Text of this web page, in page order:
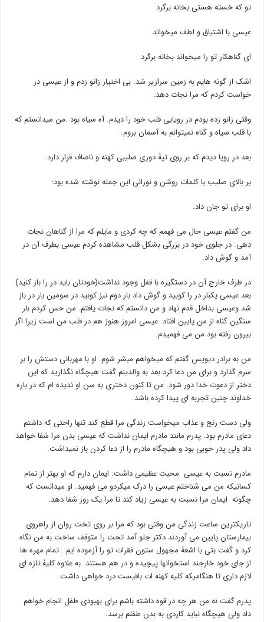
تو که خسته هستی بخانه برگرد
عیسی با اشتیاق و لطف میخواند
ای گناهکار تو را میخواند بخانه برگرد
اشک از گونه هایم به زمین سرازیر شد. بی اختیار زانو زدم و از عیسی در
خواست کردم که مرا نجات دهد.
وقتی زانو زده بودم در رویایی قلب خود را دیدم. آه سیاه بود .من میدانستم که
با قلب سیاه و گناه نمیتوانم به آسمان بروم.
بعد در رویا دیدم که بر روی تپۀ دوری صلیبی کهنه و ناصاف قرار دارد.
بر بالای صلیب با کلمات روشن و نورانی این جمله نوشته شده بود:
او برای تو جان داد.
من گفتم عیسی حال می فهمم که چه کردی و مایلم که مرا از گناهان نجات
دهی. در جلوی خود در بزرگی بشکل قلب مشاهده کردم عیسی بطرف آن در
آمد و گوش داد.
در طرف خارج آن در دستگیره با قفل وجود نداشت(خودتان باید در را باز کنید)
بعد عیسی یکبار در را کوبید و گوش داد بار دوم نیز کوبید در سومین بار در باز
شد وعیسی بداخل قدم نهاد و من دانستم که نجات یافتم. من حس کردم بار
سنگین گناه از من پایین افتاد. عیسی امروز هنوز هم در قلب من است زیرا اگر
بیرون رفته بود من می فهمیدم.
من به برادر دیویس گفتم که میخواهم مبشر شوم. او با مهربانی دستش را بر
سرم گذارد و برای من دعا کرد.بعد به والدینم گفت هیچگاه نگذارید که این
دختر از دعوت خدا دور شود. من تا کنون دختری به سن او ندیده ام که در باره
خداوند چنین تجربه ای پیدا کرده باشد.
ولی دست رنج و عذاب میخواست زندگی مرا قطع کند تنها راحتی که داشتم
دعای مادرم بود. پدرم مانند مادرم ایمان نداشت که عیسی بدن مرا شفا خواهد
داد ولی پدر خوبی بود و هیچگاه مادرم را از دعا کردن باز نمیداشت.
مادرم نسبت به عیسی محبت عظیمی داشت. ایمان دارم که او بهتر از تمام
کسانیکه من می شناختم عیسی را درک میکردو می فهمید. او میدانست که
چگونه ایمان مرا نسبت به عیسی زیاد کند تا مرا یک روز شفا دهد.
تاریکترین ساعت زندگی من وقتی بود که مرا بر روی تخت روان از راهروی
بیمارستان پایین می آوردند دکتر جلو آمد تحت را متوقف ساخت به من نگاه
کرد و گفت بتی با اشعۀ مجهول ستون فقرات تو را آزموده ایم . تمام مهره ها
از جای خود خارجند استخوانها پیچیده و در هم هستند. به علاوه کلیۀ تازه ای
لازم داری تا هنگامیکه کلیه کهنه ات باقیست درد خواهی داشت.
پدرم گفت نه من هر چه در قوه داشته باشم برای بهبودی طفل انجام خواهم
داد ولی هیچگاه نباید کاردی به بدن طفلم برسد.